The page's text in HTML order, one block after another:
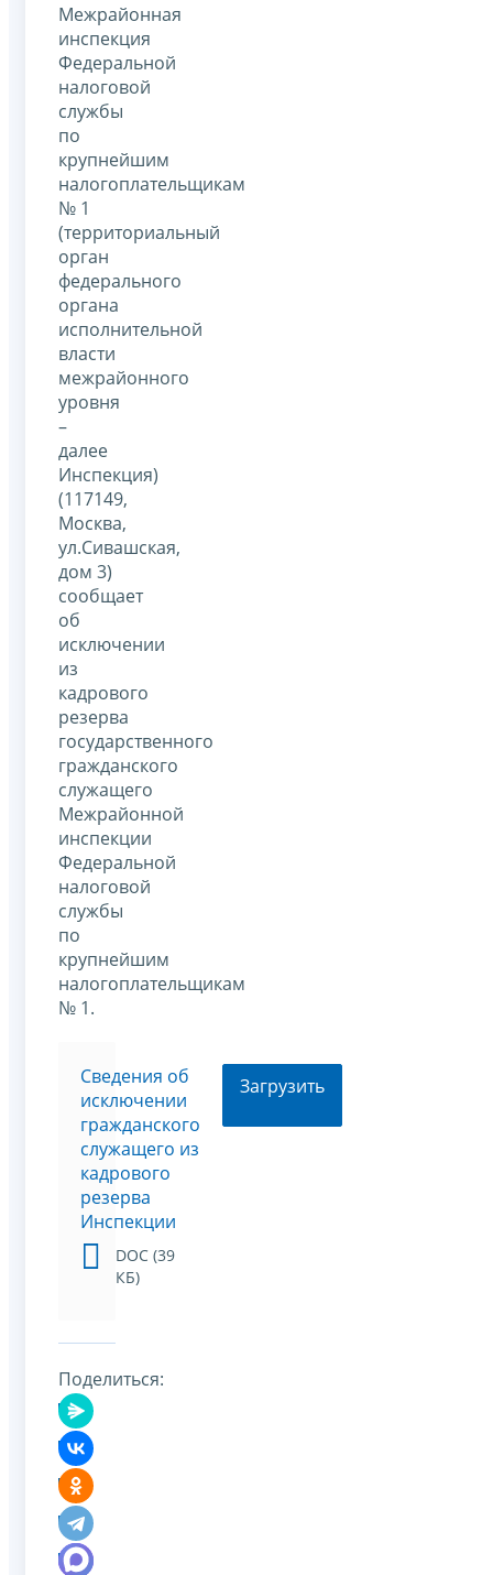
Межрайонная
инспекция
Федеральной
налоговой
службы
по
крупнейшим
налогоплательщикам
№ 1
(территориальный
орган
федерального
органа
исполнительной
власти
межрайонного
уровня
–
далее
Инспекция)
(117149,
Москва,
ул.Сивашская,
дом 3)
сообщает
об
исключении
из
кадрового
резерва
государственного
гражданского
служащего
Межрайонной
инспекции
Федеральной
налоговой
службы
по
крупнейшим
налогоплательщикам
№ 1.
Сведения об
исключении
гражданского
служащего из
кадрового
резерва
Инспекции
DOC (39
КБ)
Загрузить
Поделиться: